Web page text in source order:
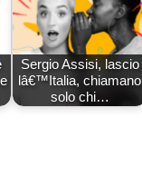
Sergio Assisi, lascio
lâ€™Italia, chiamano
solo chi…